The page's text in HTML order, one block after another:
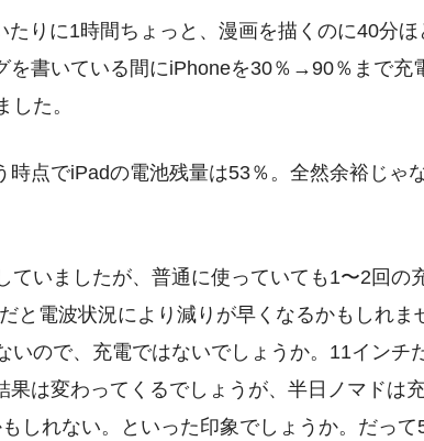
りに1時間ちょっと、漫画を描くのに40分ほ
書いている間にiPhoneを30％→90％まで充
た。
時点でiPadの電池残量は53％。全然余裕じゃ
ていましたが、普通に使っていても1〜2回の
と電波状況により減りが早くなるかもしれま
いので、充電ではないでしょうか。11インチ
は変わってくるでしょうが、半日ノマドは
しれない。といった印象でしょうか。だって